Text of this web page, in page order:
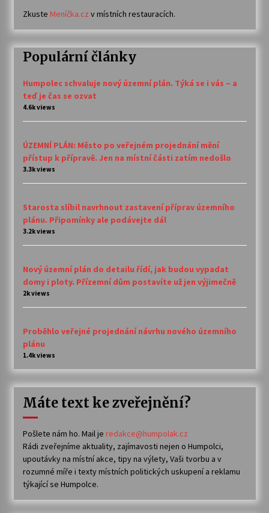
Zkuste Meníčka.cz v místních restauracích.
Populární články
Humpolec schvaluje nový územní plán. Týká se i vás – a
teď je čas se ozvat
4.6k views
ÚZEMNÍ PLÁN: Město po veřejném projednání mění
přístup k přípravě. Jen na místní části zatím nedošlo
3.3k views
Starosta slíbil navrhnout zastavení příprav územního
plánu. Připomínky ale podávejte dál
3.2k views
Nový územní plán do detailu řídí, jak budou vypadat
domy i ploty. Přízemní dům postavíte už jen výjimečně
2k views
Proběhlo veřejné projednání návrhu nového územního
plánu
1.4k views
Máte text ke zveřejnění?
Pošlete nám ho. Mail je redakce@humpolak.cz
Rádi zveřejníme aktuality, zajímavosti nejen o Humpolci,
upoutávky na místní akce, tipy na výlety, Vaši tvorbu a v
rozumné míře i texty místních politických uskupení a reklamu
týkající se Humpolce.